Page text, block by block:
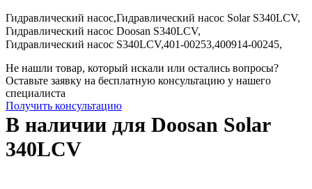
Гидравлический насос,Гидравлический насос Solar S340LCV,
Гидравлический насос Doosan S340LCV,
Гидравлический насос S340LCV,401-00253,400914-00245,
Не нашли товар, который искали или остались вопросы?
Оставьте заявку на бесплатную консультацию у нашего
специалиста
Получить консультацию
В наличии для Doosan Solar
340LCV